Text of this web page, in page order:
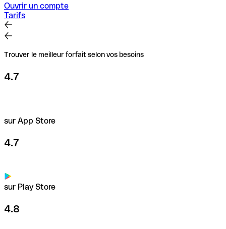
Ouvrir un compte
Tarifs
Trouver le meilleur forfait selon vos besoins
4.7
sur App Store
4.7
sur Play Store
4.8